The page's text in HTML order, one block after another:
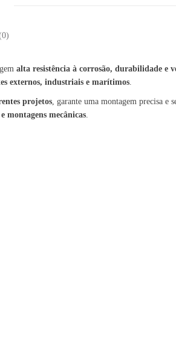
alta resistência à corrosão, durabilidade e
externos, industriais e marítimos
projetos , garante uma montagem precisa e
montagens mecânicas